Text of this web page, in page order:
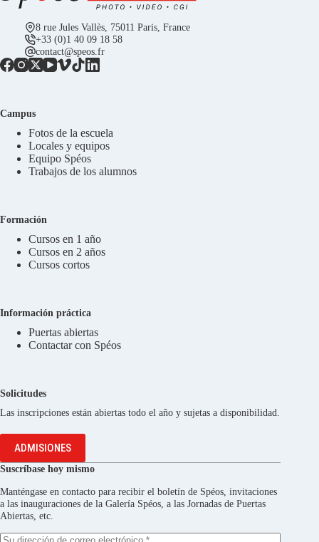
8 rue Jules Vallès, 75011 Paris, France
+33 (0)1 40 09 18 58
contact@speos.fr
Campus
Fotos de la escuela
Locales y equipos
Equipo Spéos
Trabajos de los alumnos
Formación
Cursos en 1 año
Cursos en 2 años
Cursos cortos
Información práctica
Puertas abiertas
Contactar con Spéos
Solicitudes
Las inscripciones están abiertas todo el año y sujetas a disponibilidad.
ADMISIONES
Suscríbase hoy mismo
Manténgase en contacto para recibir el boletín de Spéos, invitaciones
a las inauguraciones de la Galería Spéos, a las Jornadas de Puertas
Abiertas, etc.